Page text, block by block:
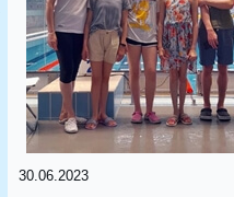
30.06.2023